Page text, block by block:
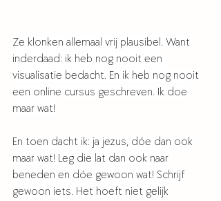
Ze klonken allemaal vrij plausibel. Want
inderdaad: ik heb nog nooit een
visualisatie bedacht. En ik heb nog nooit
een online cursus geschreven. Ik doe
maar wat!
En toen dacht ik: ja jezus, dóe dan ook
maar wat! Leg die lat dan ook naar
beneden en dóe gewoon wat! Schrijf
gewoon iets. Het hoeft niet gelijk